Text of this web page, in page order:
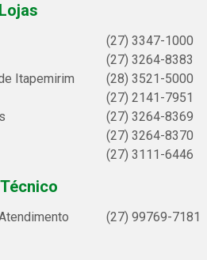
(27) 3347-1000
(27) 3264-8383
Itapemirim
(28) 3521-5000
(27) 2141-7951
(27) 3264-8369
(27) 3264-8370
(27) 3111-6446
(27) 99769-7181